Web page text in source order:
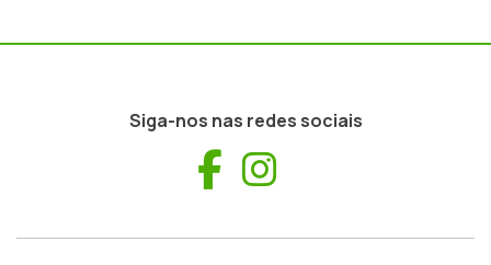
Siga-nos nas redes sociais
Facebook